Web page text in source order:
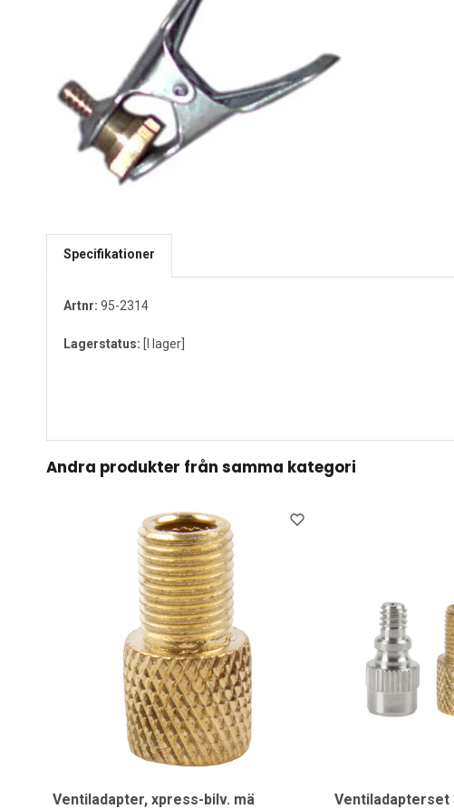
Specifikationer
Artnr: 95-2314
Lagerstatus: [I lager]
Andra produkter från samma kategori
Ventiladapter, xpress-bilv. mä Ventiladapterset